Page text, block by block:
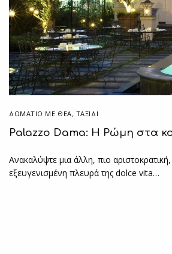
ΔΩΜΆΤΙΟ ΜΕ ΘΈΑ, ΤΑΞΙΔΙ
Palazzo Dama: Η Ρώμη στα
Ανακαλύψτε μια άλλη, πιο
εξευγενισμένη πλευρά της dolce vita…